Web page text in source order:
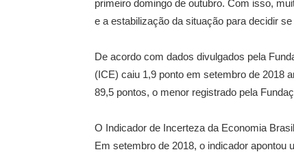
primeiro domingo de outubro. Com isso,
e a estabilização da situação para decidir
De acordo com dados divulgados pela
(ICE) caiu 1,9 ponto em setembro de 2018
89,5 pontos, o menor registrado pela
O Indicador de Incerteza da Economia
Em setembro de 2018, o indicador apontou